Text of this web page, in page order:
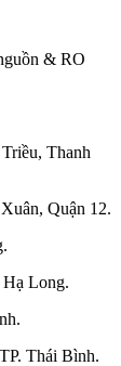
& RO
Thanh
Quận 12.
Long.
Thái Bình.